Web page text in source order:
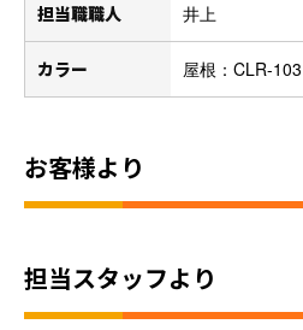
担当職職人 井上
カラー 屋根：CLR-
お客様より
担当スタッフより